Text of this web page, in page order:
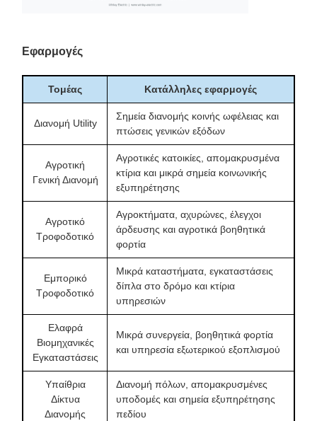
Εφαρμογές
Τομέας Κατάλληλες εφαρμογές
Διανομή Utility
Σημεία διανομής κοινής ωφέλειας και
πτώσεις γενικών εξόδων
Αγροτική
Γενική Διανομή
Αγροτικές κατοικίες, απομακρυσμένα
κτίρια και μικρά σημεία κοινωνικής
εξυπηρέτησης
Αγροτικό
Τροφοδοτικό
Αγροκτήματα, αχυρώνες, έλεγχοι
άρδευσης και αγροτικά βοηθητικά
φορτία
Εμπορικό
Τροφοδοτικό
Μικρά καταστήματα, εγκαταστάσεις
δίπλα στο δρόμο και κτίρια
υπηρεσιών
Ελαφρά
Βιομηχανικές
Εγκαταστάσεις
Μικρά συνεργεία, βοηθητικά φορτία
και υπηρεσία εξωτερικού εξοπλισμού
Υπαίθρια
Δίκτυα
Διανομής
Διανομή πόλων, απομακρυσμένες
υποδομές και σημεία εξυπηρέτησης
πεδίου